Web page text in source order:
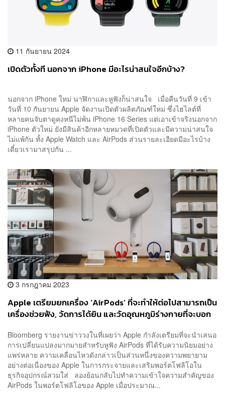
11 กันยายน 2024
เปิดตัวทั้งที นอกจาก iPhone มีอะไรน่าสนใจอีกบ้าง?
นอกจาก iPhone ใหม่ นาฬิกาและหูฟังก็น่าสนใจ เมื่อคืนวันที่ 9 เข้า
วันที่ 10 กันยายน Apple จัดงานเปิดตัวผลิตภัณฑ์ใหม่ ซึ่งไฮไลต์ที่
หลายคนจับตาดูคงหนีไม่พ้น iPhone 16 Series แต่เอาเข้าจริงนอกจาก
iPhone ตัวใหม่ ยังมีสินค้าอีกหลายหมวดที่เปิดตัวและมีความน่าสนใจ
ไม่แพ้กัน ทั้ง Apple Watch และ AirPods ส่วนรายละเอียดมีอะไรบ้าง
เดี๋ยวเรามาสรุปกัน ...
3 กรกฎาคม 2023
Apple เตรียมยกเครื่อง ‘AirPods’ ที่จะทำให้ต่อไปสามารถเป็น
เครื่องช่วยฟัง, วัดการได้ยิน และวัดอุณหภูมิร่างกายที่จะบอก
Bloomberg รายงานข่าววงในที่เผยว่า Apple กำลังเตรียมที่จะนำเสนอ
การเปลี่ยนแปลงมากมายสำหรับหูฟัง AirPods ที่ได้รับความนิยมอย่าง
แพร่หลาย ความเคลื่อนไหวดังกล่าวเป็นส่วนหนึ่งของความพยายาม
อย่างต่อเนื่องของ Apple ในการกระจายและเสริมพอร์ตโฟลิโอใน
ธุรกิจอุปกรณ์สวมใส่ ลองย้อนกลับไปทำความเข้าใจความสำคัญของ
AirPods ในพอร์ตโฟลิโอของ Apple เมื่อประมาณ...